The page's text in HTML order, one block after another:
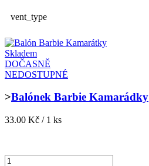
vent_type
Skladem
DOČASNĚ
NEDOSTUPNÉ
>Balónek Barbie Kamarádky
33.00 Kč / 1 ks